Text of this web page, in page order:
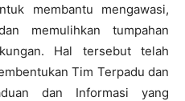
membantu mengawasi,
memulihkan tumpahan
Hal tersebut telah
Tim Terpadu dan
dan Informasi yang